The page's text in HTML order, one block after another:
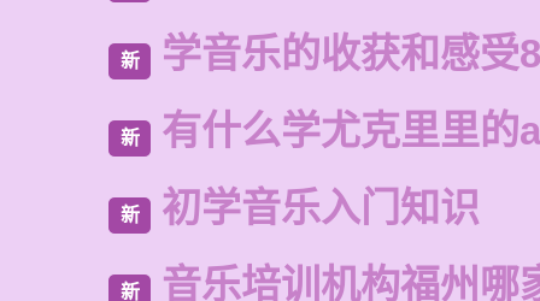
新 学音乐的收获和感受
新 有什么学尤克里里的
新 初学音乐入门知识
新 音乐培训机构福州哪